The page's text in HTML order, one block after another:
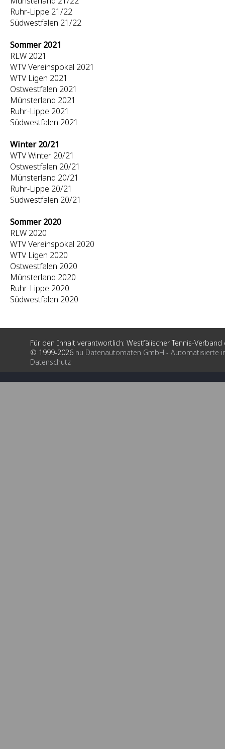
Ruhr-Lippe 21/22
Südwestfalen 21/22
Sommer 2021
RLW 2021
WTV Vereinspokal 2021
WTV Ligen 2021
Ostwestfalen 2021
Münsterland 2021
Ruhr-Lippe 2021
Südwestfalen 2021
Winter 20/21
WTV Winter 20/21
Ostwestfalen 20/21
Münsterland 20/21
Ruhr-Lippe 20/21
Südwestfalen 20/21
Sommer 2020
RLW 2020
WTV Vereinspokal 2020
WTV Ligen 2020
Ostwestfalen 2020
Münsterland 2020
Ruhr-Lippe 2020
Südwestfalen 2020
Für den Inhalt verantwortlich: Westfälischer Tennis-Verband
© 1999-2026 nu Datenautomaten GmbH - Automatisierte
Datenschutz